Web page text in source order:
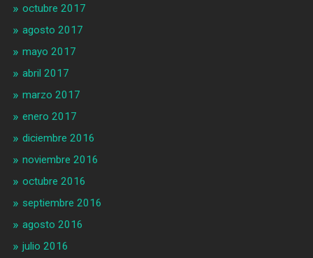
octubre 2017
agosto 2017
mayo 2017
abril 2017
marzo 2017
enero 2017
diciembre 2016
noviembre 2016
octubre 2016
septiembre 2016
agosto 2016
julio 2016